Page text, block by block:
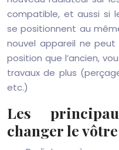
compatible, et aussi si
se positionnent au
nouvel appareil ne
position que l’ancien,
travaux de plus
etc.)
Les
changer le vôtre